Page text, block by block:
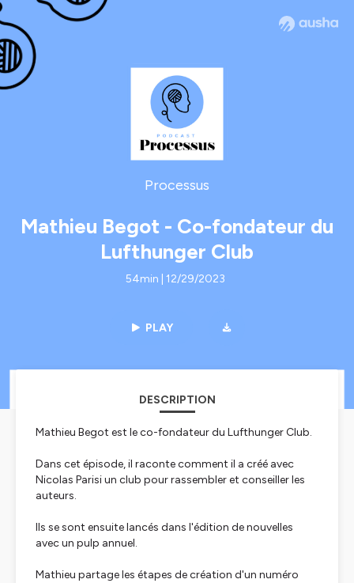
Processus
Mathieu Begot - Co-fondateur du
Lufthunger Club
54min | 12/29/2023
PLAY
DESCRIPTION
Mathieu Begot est le co-fondateur du Lufthunger Club.
Dans cet épisode, il raconte comment il a créé avec
Nicolas Parisi un club pour rassembler et conseiller les
auteurs.
Ils se sont ensuite lancés dans l'édition de nouvelles
avec un pulp annuel.
Mathieu partage les étapes de création d'un numéro